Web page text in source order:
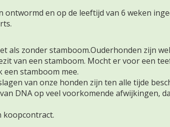
en op de leeftijd van 6 weken
als zonder stamboom.Ouderhonden zijn
van een stamboom. Mocht er voor een
stamboom mee.
van onze honden zijn ten alle tijde
DNA op veel voorkomende afwijkingen,
koopcontract.